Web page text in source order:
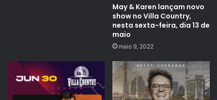
May & Karen lançam novo
show no Villa Country,
nesta sexta-feira, dia 13 de
maio
maio 9, 2022